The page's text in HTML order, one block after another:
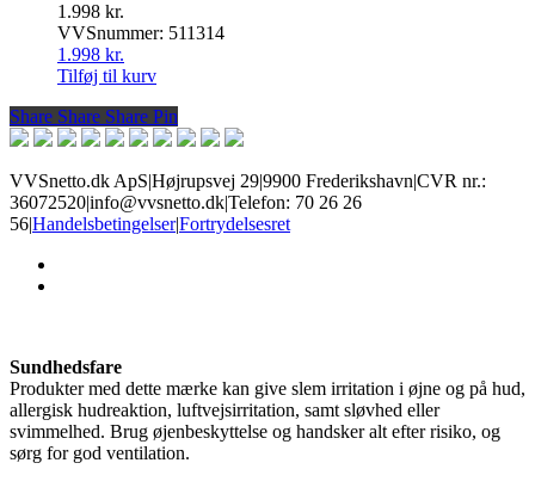
1.998 kr.
VVSnummer: 511314
1.998 kr.
Tilføj til kurv
Share
Share Share Share Pin
VVSnetto.dk ApS|Højrupsvej 29|9900 Frederikshavn|CVR nr.:
36072520|info@vvsnetto.dk|Telefon: 70 26 26
56|Handelsbetingelser|Fortrydelsesret
Sundhedsfare
Produkter med dette mærke kan give slem irritation i øjne og på hud,
allergisk hudreaktion, luftvejsirritation, samt sløvhed eller
svimmelhed. Brug øjenbeskyttelse og handsker alt efter risiko, og
sørg for god ventilation.